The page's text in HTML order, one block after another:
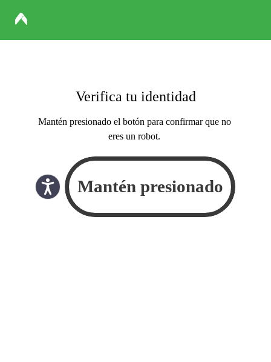
Verifica tu identidad
Mantén presionado el botón para confirmar que no
eres un robot.